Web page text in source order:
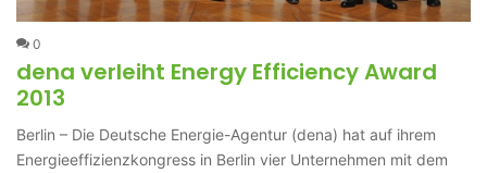
0
dena verleiht Energy Efficiency Award
2013
Berlin – Die Deutsche Energie-Agentur (dena) hat auf ihrem
Energieeffizienzkongress in Berlin vier Unternehmen mit dem